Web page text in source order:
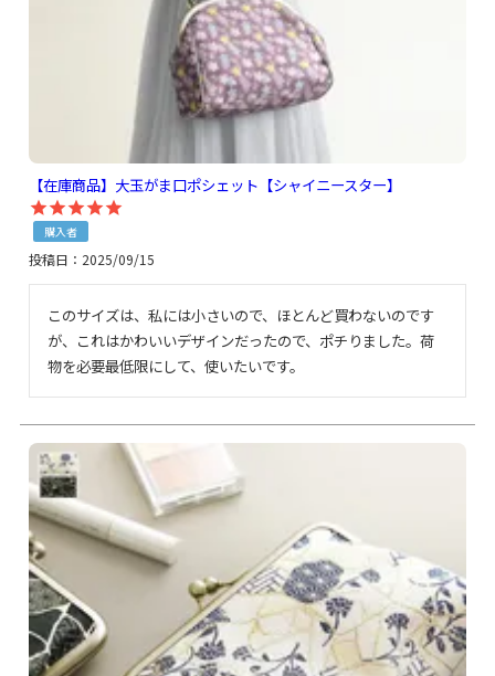
【在庫商品】大玉がま口ポシェット【シャイニースター】
購入者
投稿日 2025/09/15
このサイズは、私には小さいので、ほとんど買わないのです
が、これはかわいいデザインだったので、ポチりました。荷
物を必要最低限にして、使いたいです。